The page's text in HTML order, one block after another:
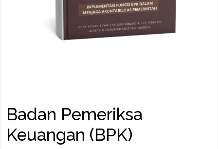
Badan Pemeriksa
Keuangan (BPK)